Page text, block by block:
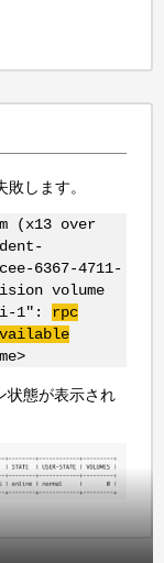
します。
(x13 over
6367-4711-
volume
1": rpc
状態が表示され